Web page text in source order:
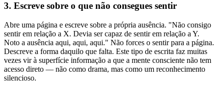
3. Escreve sobre o que não consegues sentir
Abre uma página e escreve sobre a própria ausência. "Não consigo
sentir em relação a X. Devia ser capaz de sentir em relação a Y.
Noto a ausência aqui, aqui, aqui." Não forces o sentir para a página.
Descreve a forma daquilo que falta. Este tipo de escrita faz muitas
vezes vir à superfície informação a que a mente consciente não tem
acesso direto — não como drama, mas como um reconhecimento
silencioso.